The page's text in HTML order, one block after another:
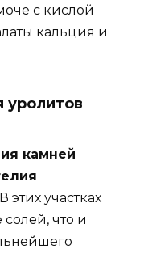
с кислой
кальция и
уролитов
камней
этих участках
что и